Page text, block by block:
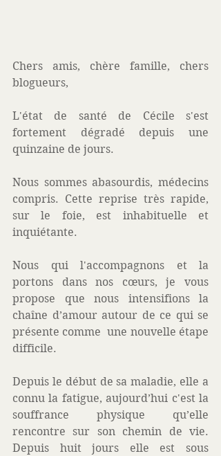
Chers amis, chère famille, chers
blogueurs,
L'état de santé de Cécile s'est
fortement dégradé depuis une
quinzaine de jours.
Nous sommes abasourdis, médecins
compris. Cette reprise très rapide,
sur le foie, est inhabituelle et
inquiétante.
Nous qui l'accompagnons et la
portons dans nos cœurs, je vous
propose que nous intensifions la
chaîne d’amour autour de ce qui se
présente comme  une nouvelle étape
difficile.
Depuis le début de sa maladie, elle a
connu la fatigue, aujourd’hui c'est la
souffrance physique qu’elle
rencontre sur son chemin de vie.
Depuis huit jours elle est sous